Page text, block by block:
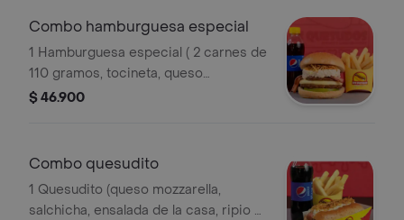
Combo hamburguesa especial
1 Hamburguesa especial ( 2 carnes de
110 gramos, tocineta, queso
mozzarella, tomate y salsas).
$ 46.900
Combo quesudito
1 Quesudito (queso mozzarella,
salchicha, ensalada de la casa, ripio y